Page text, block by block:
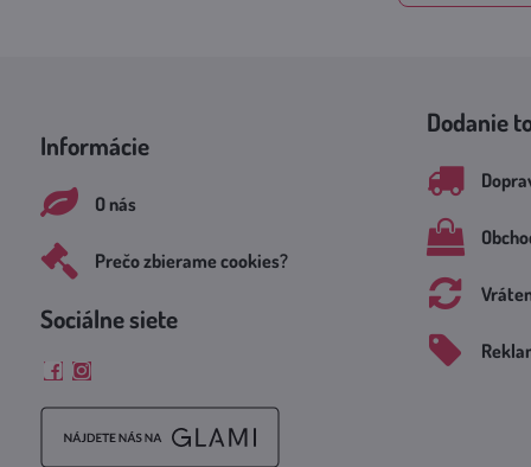
Informácie
O nás
Prečo zbierame cookies?
Sociálne siete
FacebookInstagram
Dodanie